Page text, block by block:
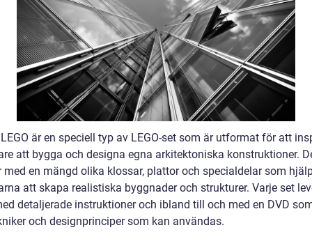
är en speciell typ av LEGO-set som är utformat för att
att bygga och designa egna arkitektoniska konstruktioner.
med en mängd olika klossar, plattor och specialdelar som
att skapa realistiska byggnader och strukturer. Varje set
detaljerade instruktioner och ibland till och med en DVD
och designprinciper som kan användas.